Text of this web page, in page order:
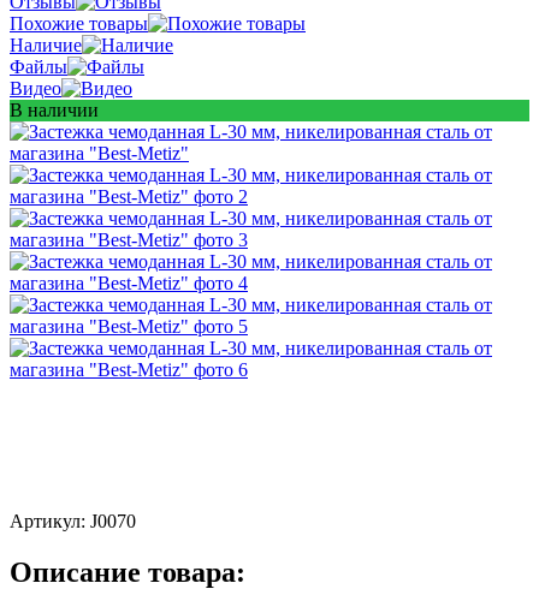
Похожие товары
Наличие
Файлы
Видео
В наличии
Артикул: J0070
Описание товара: